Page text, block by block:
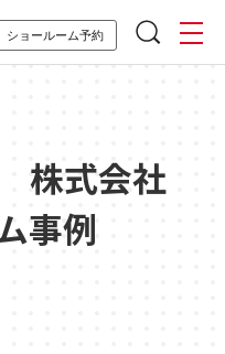
ショールーム予約
株式会社
事例